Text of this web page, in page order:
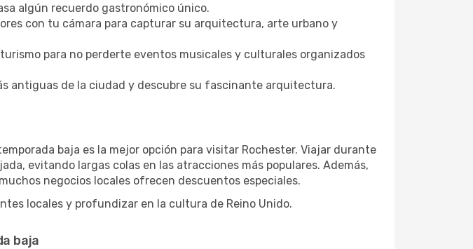
algún recuerdo gastronómico único.
con tu cámara para capturar su arquitectura, arte urbano y
para no perderte eventos musicales y culturales organizados
antiguas de la ciudad y descubre su fascinante arquitectura.
baja es la mejor opción para visitar Rochester. Viajar durante
evitando largas colas en las atracciones más populares. Además,
negocios locales ofrecen descuentos especiales.
locales y profundizar en la cultura de Reino Unido.
baja